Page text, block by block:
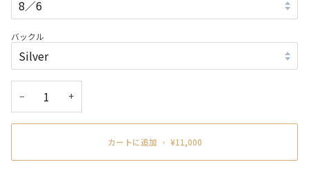
バックル
− +
カートに追加 • ¥11,000